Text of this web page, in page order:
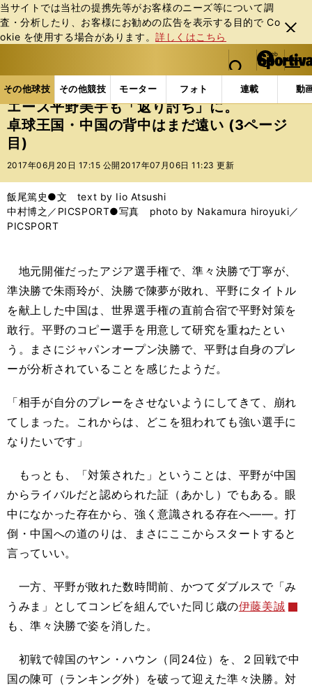
当サイトでは当社の提携先等がお客様のニーズ等について調
査・分析したり、お客様にお勧めの広告を表⽰する⽬的で Co
okie を使⽤する場合があります。詳しくはこちら
閉じ
る
web Sportiva (webスポルティーバ)
検索
マイペ
ー
ジ
メニュ
その他球技 その他競技 モーター フォト 連載 動
ス
ポ
ル
テ
ー
バ
その他球技の記事一覧 その他球技 エース平野美宇
エース平野美宇も「返り討ち」に。
卓球王国・中国の背中はまだ遠い (3ページ
目)
2017年06月20日 17:15 公開 2017年07月06日 11:23 更新
飯尾篤史●文 text by Iio Atsushi
中村博之／PICSPORT●写真 photo by Nakamura hiroyuki／
PICSPORT
地元開催だったアジア選手権で、準々決勝で丁寧が、
準決勝で朱雨玲が、決勝で陳夢が敗れ、平野にタイトル
を献上した中国は、世界選手権の直前合宿で平野対策を
敢行。平野のコピー選手を用意して研究を重ねたとい
う。まさにジャパンオープン決勝で、平野は自身のプレ
ーが分析されていることを感じたようだ。
「相手が自分のプレーをさせないようにしてきて、崩れ
てしまった。これからは、どこを狙われても強い選手に
なりたいです」
もっとも、「対策された」ということは、平野が中国
からライバルだと認められた証（あかし）でもある。眼
中になかった存在から、強く意識される存在へ――。打
倒・中国への道のりは、まさにここからスタートすると
言っていい。
一方、平野が敗れた数時間前、かつてダブルスで「み
うみま」としてコンビを組んでいた同じ歳の伊藤美誠
も、準々決勝で姿を消した。
初戦で韓国のヤン・ハウン（同24位）を、２回戦で中
国の陳可（ランキング外）を破って迎えた準々決勝。対